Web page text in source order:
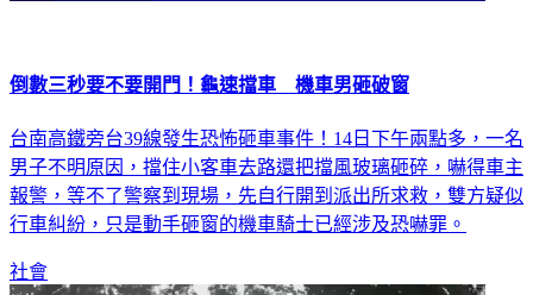
倒數三秒要不要開門！龜速擋車 機車男砸破窗
台南高鐵旁台39線發生恐怖砸車事件！14日下午兩點多，一名
男子不明原因，擋住小客車去路還把擋風玻璃砸碎，嚇得車主
報警，等不了警察到現場，先自行開到派出所求救，雙方疑似
行車糾紛，只是動手砸窗的機車騎士已經涉及恐嚇罪。
社會